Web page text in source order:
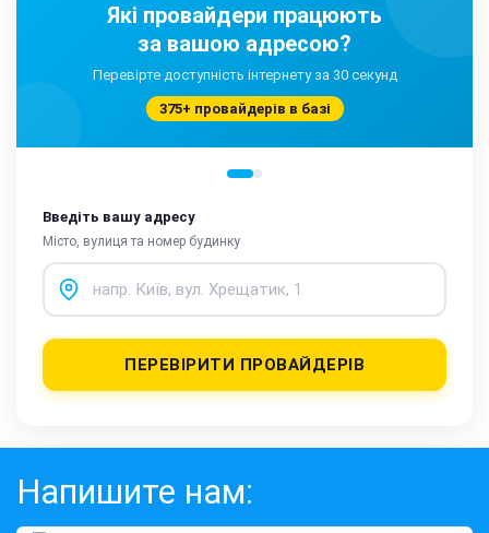
Які провайдери працюють
за вашою адресою?
Перевірте доступність інтернету за 30 секунд
375+ провайдерів в базі
Введіть вашу адресу
Місто, вулиця та номер будинку
ПЕРЕВІРИТИ ПРОВАЙДЕРІВ
Напишите нам: